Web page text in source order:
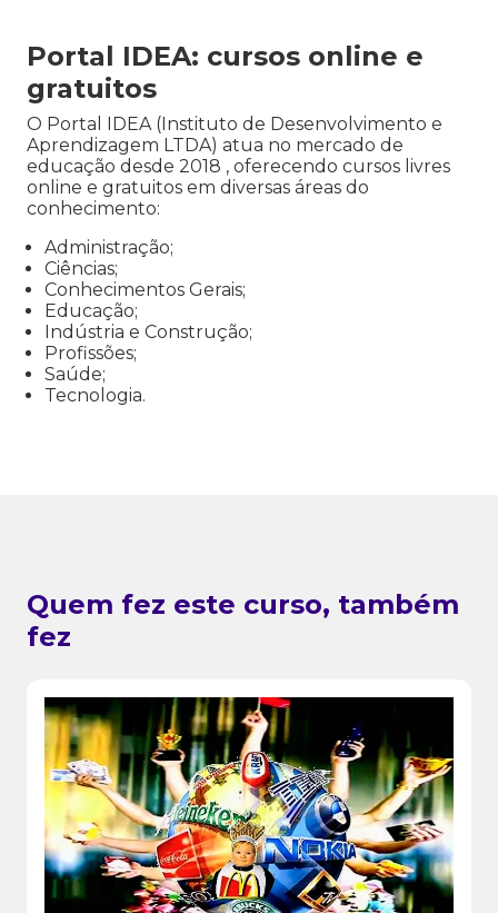
Portal IDEA: cursos online e
gratuitos
O Portal IDEA (Instituto de Desenvolvimento e
Aprendizagem LTDA) atua no mercado de
educação desde 2018 , oferecendo cursos livres
online e gratuitos em diversas áreas do
conhecimento:
Administração;
Ciências;
Conhecimentos Gerais;
Educação;
Indústria e Construção;
Profissões;
Saúde;
Tecnologia.
Quem fez este curso, também
fez